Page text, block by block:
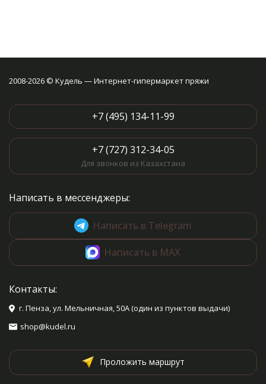
2008-2026 © Кудель — Интернет-гипермаркет пряжи
+7 (495) 134-11-99
+7 (727) 312-34-05
Для звонков из Казахстана
Написать в мессенджеры:
Написать в Telegram
Написать в MAX
Контакты:
г. Пенза, ул. Мельничная, 50А (один из пунктов выдачи)
shop@kudel.ru
Проложить маршрут